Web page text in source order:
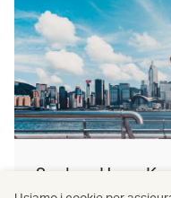
Scalo a Hong